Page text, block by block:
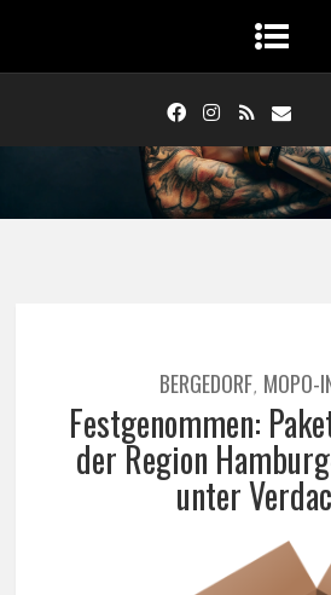
BERGEDORF, MOPO-
Festgenommen:
der Region
unter